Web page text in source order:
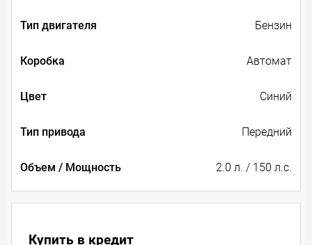
Тип двигателя Бензин
Коробка Автомат
Цвет Синий
Тип привода Передний
Объем / Мощность 2.0 л. / 150 л.с.
Купить в кредит